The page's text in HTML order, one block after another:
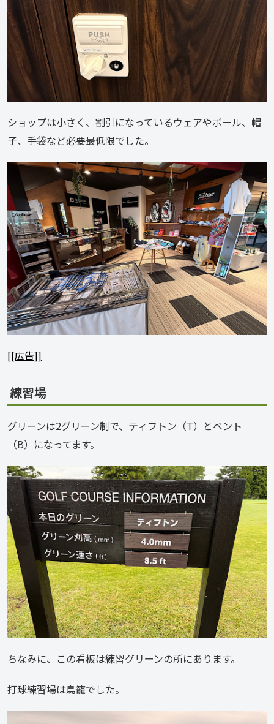
ショップは小さく、割引になっているウェアやボール、帽
子、手袋など必要最低限でした。
[[広告]]
練習場
グリーンは2グリーン制で、ティフトン（T）とベント
（B）になってます。
ちなみに、この看板は練習グリーンの所にあります。
打球練習場は鳥籠でした。